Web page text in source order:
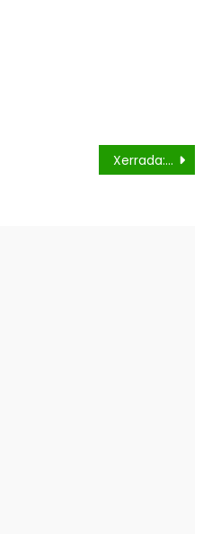
Xerrada: Recollida Selectiva Porta a Porta